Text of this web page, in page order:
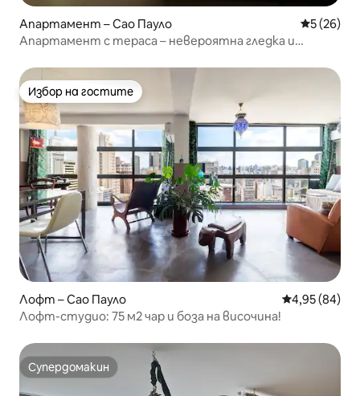
Апартамент – Сао Пауло Средна
5 (26)
Апартамент с тераса – невероятна гледка и
Избор на гостите
Избор на гостите
Лофт – Сао Пауло Средна
4,95 (84)
Лофт-студио: 75 м2 чар и боза на височина!
Супердомакин
Супердомакин